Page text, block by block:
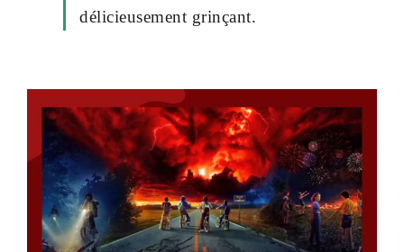
délicieusement grinçant.